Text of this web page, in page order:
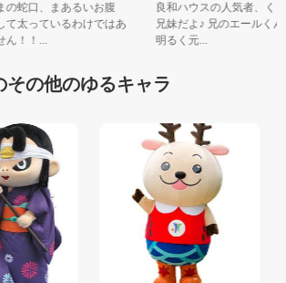
まの蛇口、まあるいお腹
して太っているわけではあ
せん！！...
良和ハウスの人気者、
兄妹だよ♪ 兄のエールく
明るく元...
その他のゆるキャラ